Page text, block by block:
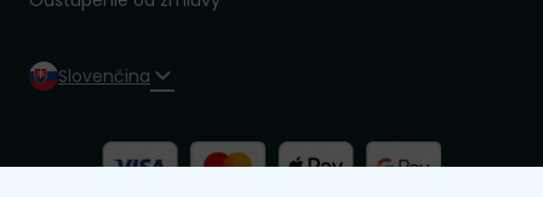
Slovenčina